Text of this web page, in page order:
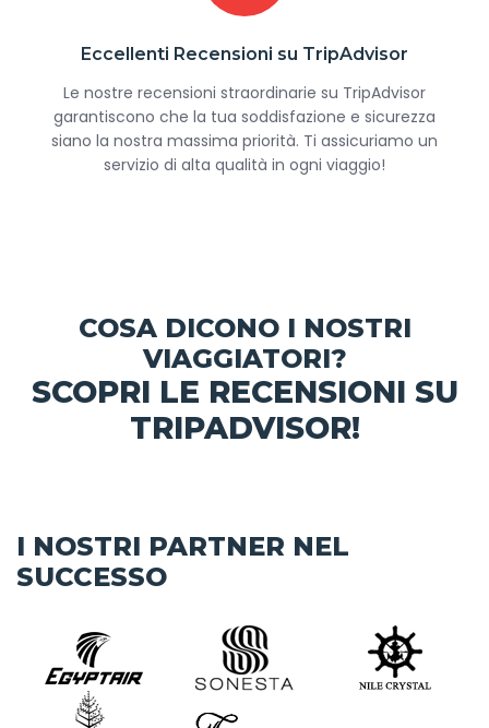
Eccellenti Recensioni su TripAdvisor
Le nostre recensioni straordinarie su TripAdvisor
garantiscono che la tua soddisfazione e sicurezza
siano la nostra massima priorità. Ti assicuriamo un
servizio di alta qualità in ogni viaggio!
COSA DICONO I NOSTRI
VIAGGIATORI?
SCOPRI LE RECENSIONI SU
TRIPADVISOR!
I NOSTRI PARTNER NEL
SUCCESSO